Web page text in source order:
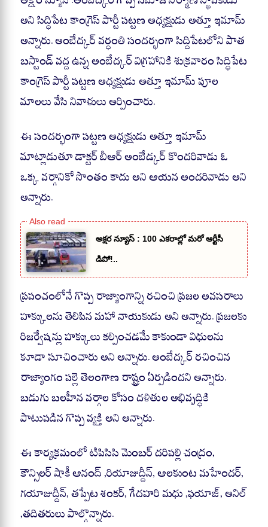
A
ppoka
m
అని సిద్ధిపేట కాంగ్రెస్ పార్టీ పట్టణ అధ్యక్షుడు అత్తూ ఇమామ్
అన్నారు. అంబేద్కర్ వర్ధంతి సందర్భంగా సిద్దిపేటలోని పాత
బస్టాండ్ వద్ద ఉన్న అంబేద్కర్ విగ్రహానికి శుక్రవారం సిద్ధిపేట
కాంగ్రెస్ పార్టీ పట్టణ అధ్యక్షుడు అత్తూ ఇమామ్ పూల
మాలలు వేసి నివాళులు అర్పించారు.
ఈ సందర్భంగా పట్టణ అధ్యక్షుడు అత్తూ ఇమామ్
మాట్లాడుతూ డాక్టర్ బీఆర్ అంబేడ్కర్ కొందరివాడు ఓ
ఒక్క వర్గానికో సొంతం కాదు అని ఆయన అందరివాడు అని
అన్నారు.
అక్షర న్యూస్ : 100 ఎకరాల్లో మరో ఆర్టీసీ
డిపో!..
ప్రపంచంలోనే గొప్ప రాజ్యాంగాన్ని రచించి ప్రజల అవసరాలు
హక్కులను తెలిపిన మహా నాయకుడు అని అన్నారు. ప్రజలకు
రిజర్వేషన్లు హక్కులు కల్పించడమే కాకుండా విధులను
కూడా సూచించారు అని అన్నారు. అంబేద్కర్ రచించిన
రాజ్యాంగం పల్లె తెలంగాణ రాష్ట్రం ఏర్పడిందని అన్నారు.
బడుగు బలహీన వర్గాల కోసం దళితుల అభివృద్ధికి
పాటుపడిన గొప్ప వ్యక్తి అని అన్నారు.
ఈ కార్యక్రమంలో టిపిసిసి మెంబర్ దరిపల్లి చంద్రం,
కౌన్సిలర్ షాకీ ఆనంద్ ,రియాజుద్దీన్, ఆలకుంట మహేందర్,
గయాజుద్దీన్, తప్పేట శంకర్, గేదహరి మధు ,ఫయాజ్, అనిల్
,తదితరులు పాల్గొన్నారు.